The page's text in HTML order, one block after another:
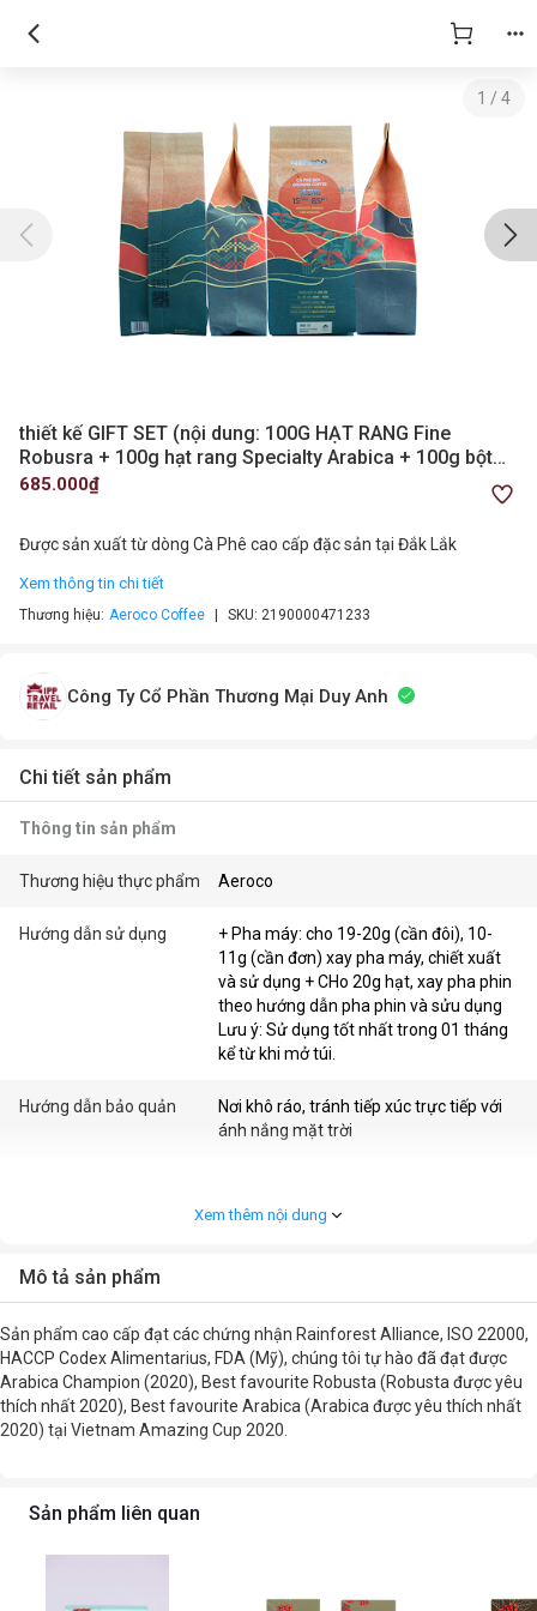
1 / 4
thiết kế GIFT SET (nội dung: 100G HẠT RANG Fine
Robusra + 100g hạt rang Specialty Arabica + 100g bột
Blend 15Ara/85 Ro)
685.000₫
Được sản xuất từ dòng Cà Phê cao cấp đặc sản tại Đắk Lắk
Xem thông tin chi tiết
Thương hiệu: Aeroco Coffee SKU: 2190000471233
Công Ty Cổ Phần Thương Mại Duy Anh
Chi tiết sản phẩm
Thông tin sản phẩm
Thương hiệu thực phẩm Aeroco
Hướng dẫn sử dụng
+ Pha máy: cho 19-20g (cần đôi), 10-
11g (cần đơn) xay pha máy, chiết xuất
và sử dụng + CHo 20g hạt, xay pha phin
theo hướng dẫn pha phin và sửu dụng
Lưu ý: Sử dụng tốt nhất trong 01 tháng
kể từ khi mở túi.
Hướng dẫn bảo quản
Nơi khô ráo, tránh tiếp xúc trực tiếp với
ánh nắng mặt trời
Thành phần
Blend 15Ara/85 Ro
Tiêu chuẩn thực phẩm
15/MNDF-C/2020 14/MNDF-C/2020
41/MNDF-C/2025
Xem thêm nội dung
Mô tả sản phẩm
Sản phẩm cao cấp đạt các chứng nhận Rainforest Alliance, ISO 22000,
HACCP Codex Alimentarius, FDA (Mỹ), chúng tôi tự hào đã đạt được
Arabica Champion (2020), Best favourite Robusta (Robusta được yêu
thích nhất 2020), Best favourite Arabica (Arabica được yêu thích nhất
2020) tại Vietnam Amazing Cup 2020.
Sản phẩm liên quan